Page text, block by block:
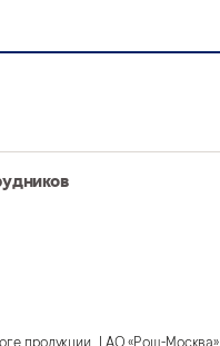
продукции. | АО «Рош-Москва»,